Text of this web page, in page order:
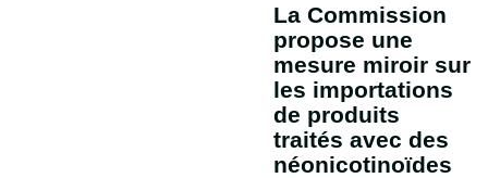
La Commission
propose une
mesure miroir sur
les importations
de produits
traités avec des
néonicotinoïdes